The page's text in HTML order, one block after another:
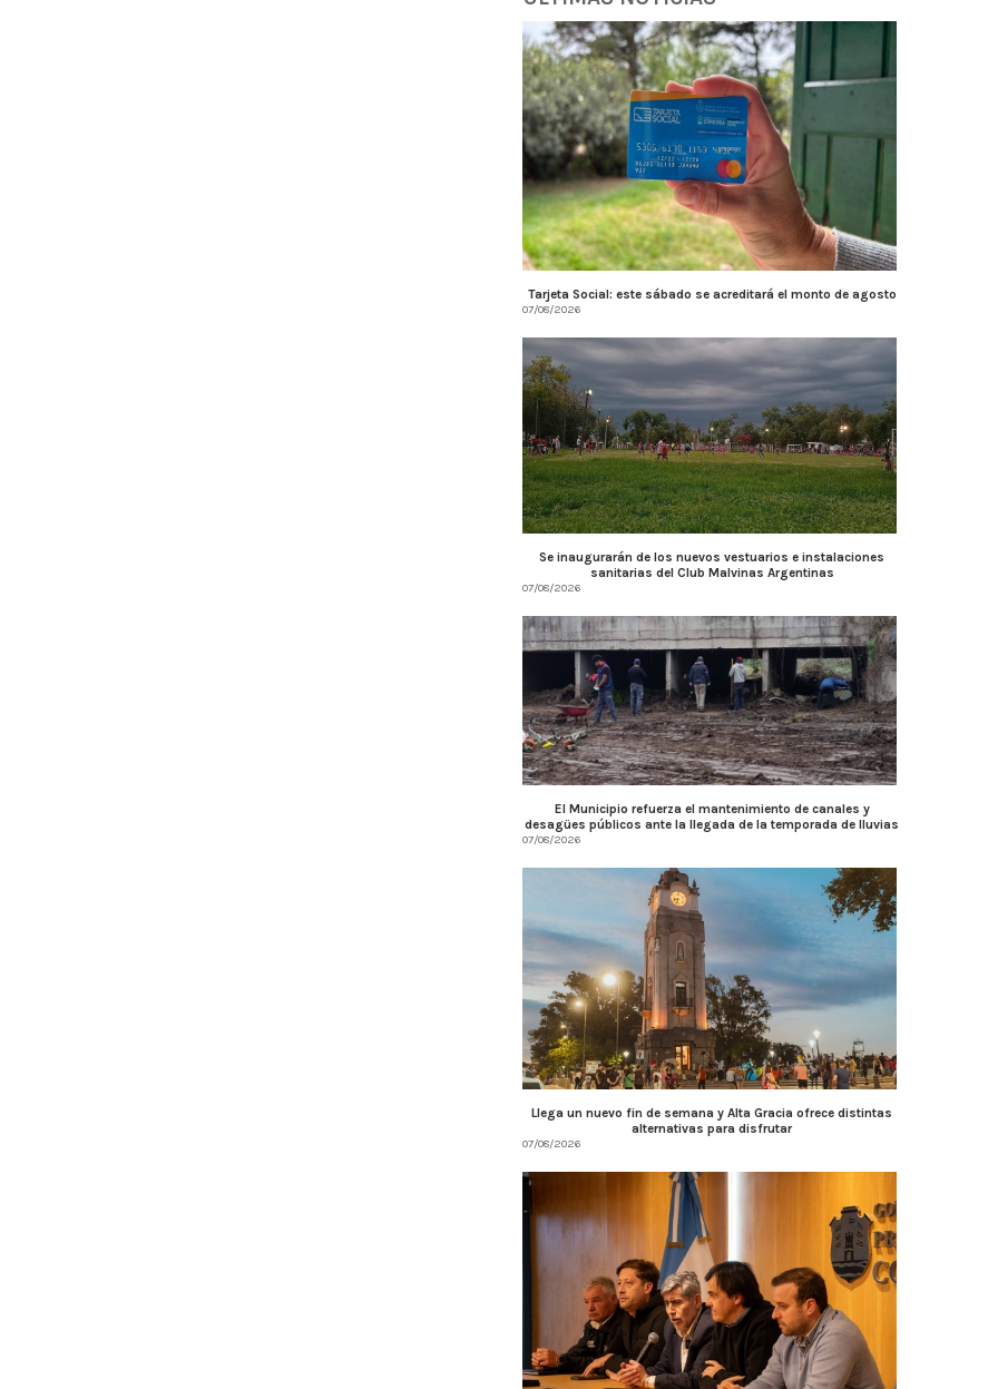
Tarjeta Social: este sábado se acreditará el monto de agosto
07/08/2026
Se inaugurarán de los nuevos vestuarios e instalaciones
sanitarias del Club Malvinas Argentinas
07/08/2026
El Municipio refuerza el mantenimiento de canales y
desagües públicos ante la llegada de la temporada de lluvias
07/08/2026
Llega un nuevo fin de semana y Alta Gracia ofrece distintas
alternativas para disfrutar
07/08/2026